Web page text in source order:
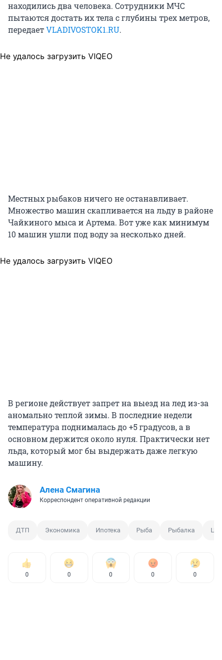
находились два человека. Сотрудники МЧС
пытаются достать их тела с глубины трех метров,
передаетVLADIVOSTOK1.RU.
Не удалось загрузить VIQEO
Местных рыбаков ничего не останавливает.
Множество машин скапливается на льду в районе
Чайкиного мыса и Артема. Вот уже как минимум
10 машин ушли под воду за несколько дней.
Не удалось загрузить VIQEO
В регионе действует запрет на выезд на лед из-за
аномально теплой зимы. В последние недели
температура поднималась до +5 градусов, а в
основном держится около нуля. Практически нет
льда, который мог бы выдержать даже легкую
машину.
Алена Смагина
Корреспондент оперативной редакции
ДТП Экономика Ипотека Рыба Рыбалка ЦБ
0 0 0 0 0